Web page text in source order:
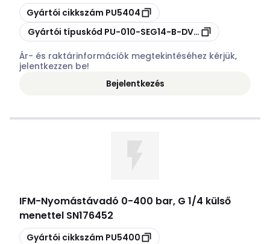
Másolás
Gyártói cikkszám PU5404
Másolás
Gyártói típuskód PU-010-SEG14-B-DVG/US/ /W
Ár- és raktárinformációk megtekintéséhez kérjük,
jelentkezzen be!
Bejelentkezés
IFM-Nyomástávadó 0-400 bar, G 1/4 külső
menettel SN176452
Másolás
Gyártói cikkszám PU5400